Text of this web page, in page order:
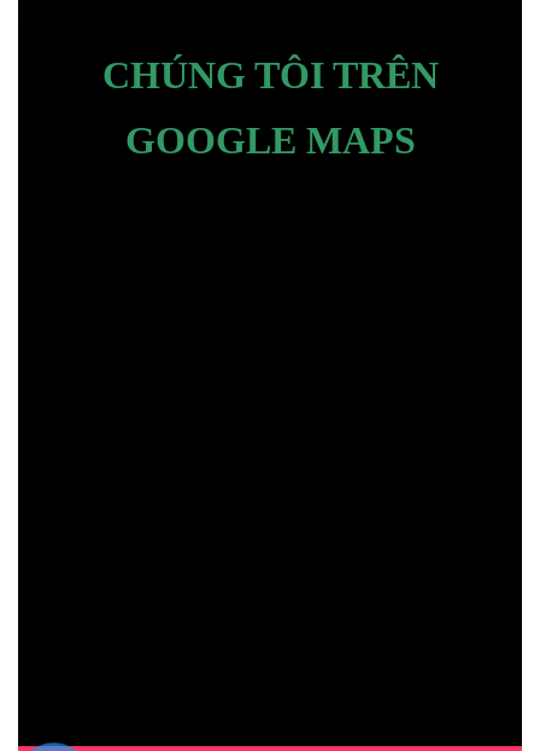
CHÚNG TÔI TRÊN
GOOGLE MAPS